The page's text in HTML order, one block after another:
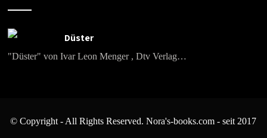
Düster
"Düster" von Ivar Leon Menger , Dtv Verlag…
© Copyright - All Rights Reserved. Nora's-books.com - seit 2017